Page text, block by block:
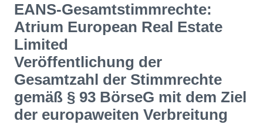
EANS-Gesamtstimmrechte:
Atrium European Real Estate
Limited
Veröffentlichung der
Gesamtzahl der Stimmrechte
gemäß § 93 BörseG mit dem Ziel
der europaweiten Verbreitung